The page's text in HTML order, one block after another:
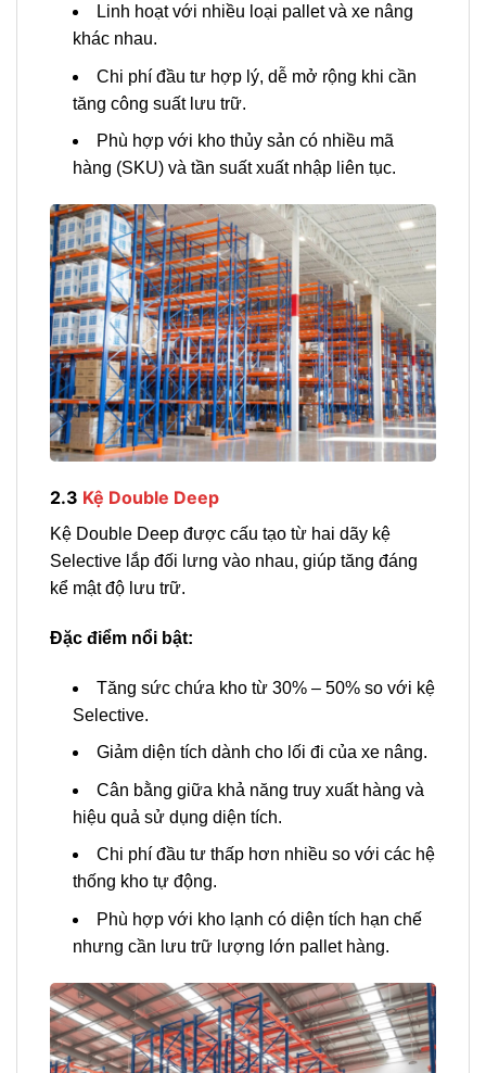
Linh hoạt với nhiều loại pallet và xe nâng
khác nhau.
Chi phí đầu tư hợp lý, dễ mở rộng khi cần
tăng công suất lưu trữ.
Phù hợp với kho thủy sản có nhiều mã
hàng (SKU) và tần suất xuất nhập liên tục.
2.3 Kệ Double Deep
Kệ Double Deep được cấu tạo từ hai dãy kệ
Selective lắp đối lưng vào nhau, giúp tăng đáng
kể mật độ lưu trữ.
Đặc điểm nổi bật:
Tăng sức chứa kho từ 30% – 50% so với kệ
Selective.
Giảm diện tích dành cho lối đi của xe nâng.
Cân bằng giữa khả năng truy xuất hàng và
hiệu quả sử dụng diện tích.
Chi phí đầu tư thấp hơn nhiều so với các hệ
thống kho tự động.
Phù hợp với kho lạnh có diện tích hạn chế
nhưng cần lưu trữ lượng lớn pallet hàng.